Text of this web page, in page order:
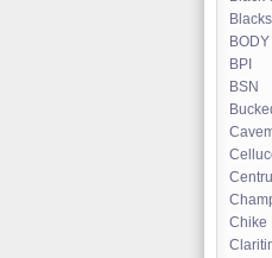
BPI
BSN
Chike